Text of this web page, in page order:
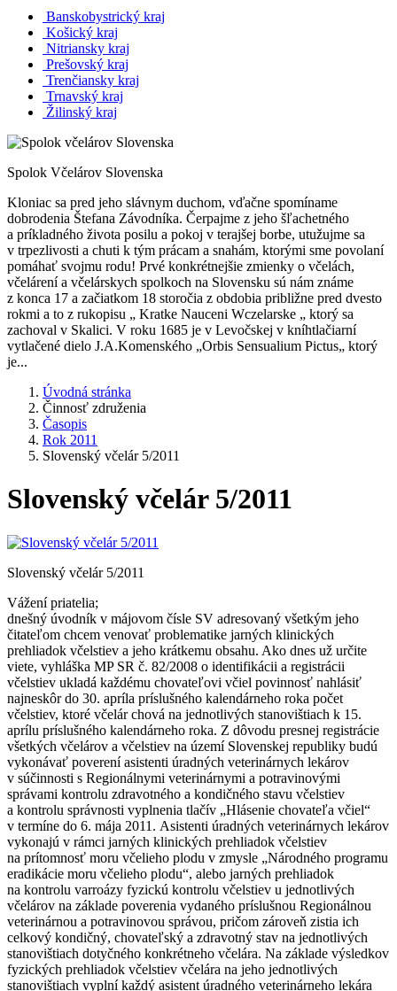
Banskobystrický kraj
Košický kraj
Nitriansky kraj
Prešovský kraj
Trenčiansky kraj
Trnavský kraj
Žilinský kraj
Spolok Včelárov Slovenska
Kloniac sa pred jeho slávnym duchom, vďačne spomíname
dobrodenia Štefana Závodníka. Čerpajme z jeho šľachetného
a príkladného života posilu a pokoj v terajšej borbe, utužujme sa
v trpezlivosti a chuti k tým prácam a snahám, ktorými sme povolaní
pomáhať svojmu rodu! Prvé konkrétnejšie zmienky o včelách,
včelárení a včelárskych spolkoch na Slovensku sú nám známe
z konca 17 a začiatkom 18 storočia z obdobia približne pred dvesto
rokmi a to z rukopisu „ Kratke Nauceni Wczelarske „ ktorý sa
zachoval v Skalici. V roku 1685 je v Levočskej v kníhtlačiarní
vytlačené dielo J.A.Komenského „Orbis Sensualium Pictus„ ktorý
je...
Úvodná stránka
Činnosť združenia
Časopis
Rok 2011
Slovenský včelár 5/2011
Slovenský včelár 5/2011
Slovenský včelár 5/2011
Vážení priatelia;
dnešný úvodník v májovom čísle SV adresovaný všetkým jeho
čitateľom chcem venovať problematike jarných klinických
prehliadok včelstiev a jeho krátkemu obsahu. Ako dnes už určite
viete, vyhláška MP SR č. 82/2008 o identifikácii a registrácii
včelstiev ukladá každému chovateľovi včiel povinnosť nahlásiť
najneskôr do 30. apríla príslušného kalendárneho roka počet
včelstiev, ktoré včelár chová na jednotlivých stanovištiach k 15.
aprílu príslušného kalendárneho roka. Z dôvodu presnej registrácie
všetkých včelárov a včelstiev na území Slovenskej republiky budú
vykonávať poverení asistenti úradných veterinárnych lekárov
v súčinnosti s Regionálnymi veterinárnymi a potravinovými
správami kontrolu zdravotného a kondičného stavu včelstiev
a kontrolu správnosti vyplnenia tlačív „Hlásenie chovateľa včiel“
v termíne do 6. mája 2011. Asistenti úradných veterinárnych lekárov
vykonajú v rámci jarných klinických prehliadok včelstiev
na prítomnosť moru včelieho plodu v zmysle „Národného programu
eradikácie moru včelieho plodu“, alebo jarných prehliadok
na kontrolu varroázy fyzickú kontrolu včelstiev u jednotlivých
včelárov na základe poverenia vydaného príslušnou Regionálnou
veterinárnou a potravinovou správou, pričom zároveň zistia ich
celkový kondičný, chovateľský a zdravotný stav na jednotlivých
stanovištiach dotyčného konkrétneho včelára. Na základe výsledkov
fyzických prehliadok včelstiev včelára na jeho jednotlivých
stanovištiach vyplní každý asistent úradného veterinárneho lekára